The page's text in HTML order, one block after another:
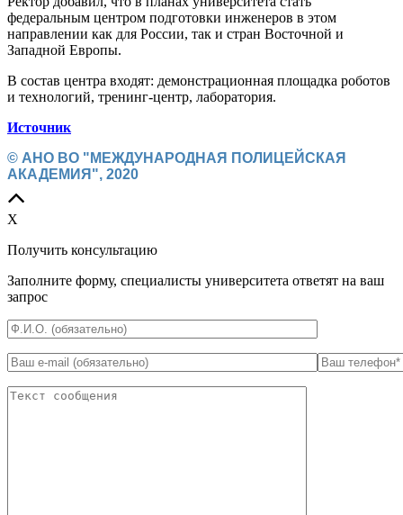
федеральным центром подготовки инженеров в этом
направлении как для России, так и стран Восточной и
Западной Европы.
В состав центра входят: демонстрационная площадка роботов
и технологий, тренинг-центр, лаборатория.
Источник
© АНО ВО "МЕЖДУНАРОДНАЯ ПОЛИЦЕЙСКАЯ
АКАДЕМИЯ", 2020
X
Получить консультацию
Заполните форму, специалисты университета ответят на ваш
запрос